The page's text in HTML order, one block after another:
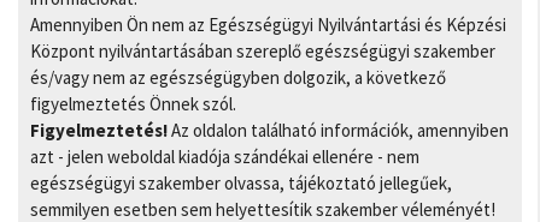
Amennyiben Ön nem az Egészségügyi Nyilvántartási és Képzési
Központ nyilvántartásában szereplő egészségügyi szakember
és/vagy nem az egészségügyben dolgozik, a következő
figyelmeztetés Önnek szól.
Figyelmeztetés!Az oldalon található információk, amennyiben
azt - jelen weboldal kiadója szándékai ellenére - nem
egészségügyi szakember olvassa, tájékoztató jellegűek,
semmilyen esetben sem helyettesítik szakember véleményét!